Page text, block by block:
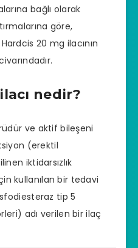
bağlı olarak
göre,
Hardcis 20 mg ilacının
nedir?
ve aktif bileşeni
(erektil
iktidarsızlık
kullanılan bir tedavi
tip 5
adı verilen bir ilaç